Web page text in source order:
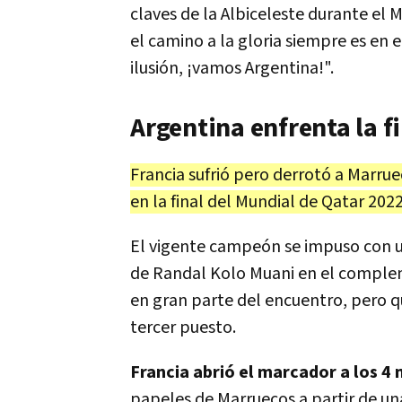
claves de la Albiceleste durante el
el camino a la gloria siempre es en
ilusión, ¡vamos Argentina!".
Argentina enfrenta la
Francia sufrió pero derrotó a
en la final del Mundial de Qatar
El vigente campeón se impuso
de Randal Kolo Muani en el
en gran parte del encuentro, pero
tercer puesto.
Francia abrió el marcador a los